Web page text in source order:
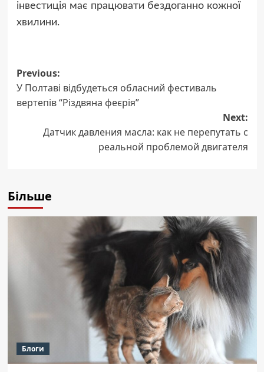
інвестиція має працювати бездоганно кожної
хвилини.
Post
navigation
Previous:
У Полтаві відбудеться обласний фестиваль
вертепів “Різдвяна феєрія”
Next:
Датчик давления масла: как не перепутать с
реальной проблемой двигателя
Більше
Блоги